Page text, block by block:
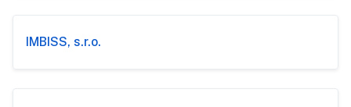
IMBISS, s.r.o.